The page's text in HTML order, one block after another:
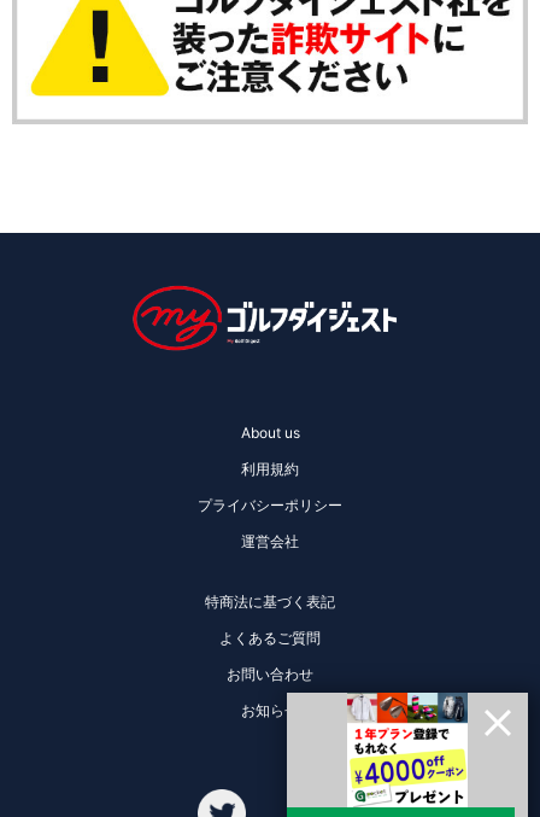
About us
利用規約
プライバシーポリシー
運営会社
特商法に基づく表記
よくあるご質問
お問い合わせ
お知らせ